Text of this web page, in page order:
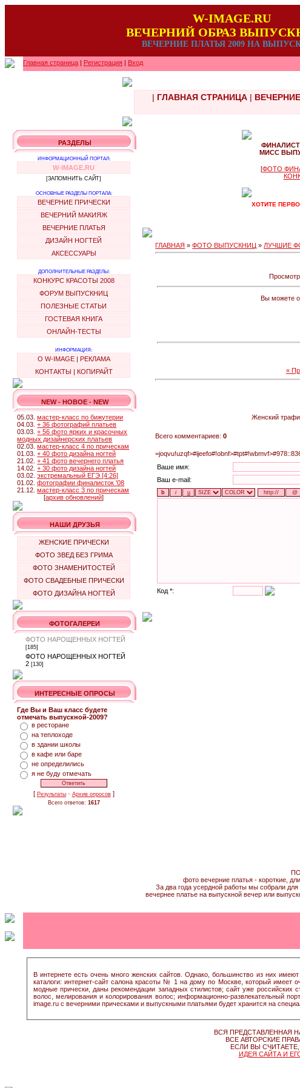
W-IMAGE.RU
ВЕЧЕРНИЙ ОБРАЗ
ВЕЧЕРНИЕ ПЛАТЬЯ 2009 НА
Главная страница | Регистрация | Вход
| ГЛАВНАЯ СТРАНИЦА|
РАЗДЕЛЫ
ИНФОРМАЦИОННЫЙ ПОРТАЛ:
W-IMAGE.RU
[ЗАПОМНИТЬ САЙТ]
ОСНОВНЫЕ РАЗДЕЛЫ ПОРТАЛА:
ВЕЧЕРНИЕ ПРИЧЕСКИ
ВЕЧЕРНИЙ МАКИЯЖ
ВЕЧЕРНИЕ ПЛАТЬЯ
ДИЗАЙН НОГТЕЙ
АКСЕССУАРЫ
ДОПОЛНИТЕЛЬНЫЕ РАЗДЕЛЫ:
КОНКУРС КРАСОТЫ 2008
ФОРУМ ВЫПУСКНИЦ
ПОЛЕЗНЫЕ СТАТЬИ
ГОСТЕВАЯ КНИГА
ОНЛАЙН-ТЕСТЫ
ИНФОРМАЦИЯ:
О W-IMAGE| РЕКЛАМА
КОНТАКТЫ | КОПИРАЙТ
NEW - НОВОЕ - NEW
05.03.мастер-класс по бижутерии
04.03.+ 36 фотографий платьев
03.03.+ 56 фото ярких и красочных
модных дизайнерских платьев
02.03.мастер-класс 4 по прическам
01.03.+ 40 фото дизайна ногтей
21.02.+ 41 фото вечернего платья
14.02.+ 30 фото дизайна ногтей
03.02.экстремальный ЕГЭ [4:26]
01.02.фотографии финалисток '08
21.12.мастер-класс 3 по прическам
[архив обновлений]
НАШИ ДРУЗЬЯ
ЖЕНСКИЕ ПРИЧЕСКИ
ФОТО ЗВЕД БЕЗ ГРИМА
ФОТО ЗНАМЕНИТОСТЕЙ
ФОТО СВАДЕБНЫЕ ПРИЧЕСКИ
ФОТО ДИЗАЙНА НОГТЕЙ
ФОТОГАЛЕРЕИ
ФОТО НАРОЩЕННЫХ НОГТЕЙ
[185]
ФОТО НАРОЩЕННЫХ НОГТЕЙ
2 [130]
ИНТЕРЕСНЫЕ ОПРОСЫ
Где Вы и Ваш класс будете
отмечать выпускной-2009?
в ресторане
на теплоходе
в здании школы
в кафе или баре
не определились
я не буду отмечать
[ Результаты· Архив опросов]
Всего ответов: 1617
МИСС
[ФОТО
ХОТИТЕ
ГЛАВНАЯ »ФОТО ВЫПУСКНИЦ » ЛУЧШИЕ
Вы можете
«
Женский
Всего комментариев:0
Ваше имя:
Ваш e-mail:
Код *:
фото вечерние платья - короткие,
За два года усердной работы мы собрали
вечернее платье на выпускной вечер или
В интернете есть очень много женских сайтов. Однако, большинство из них
каталоги: интернет-сайт салона красоты № 1 на дому по Москве, который имеет
модные прически, даны рекомендации западных стилистов; сайт уже
волос, мелирования и колорирования волос; информационно-развлекательный
image.ru с вечерними прическами и выпускными платьями будет хранится на
ВСЯ ПРЕДСТАВЛЕННАЯ
ВСЕ АВТОРСКИЕ
ЕСЛИ ВЫ
ИДЕЯ САЙТА И